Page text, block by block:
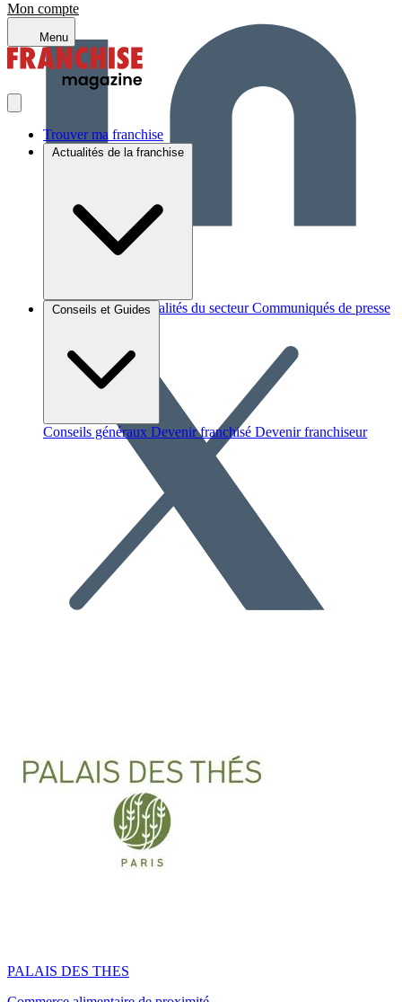
Mon compte
Menu
Trouver ma franchise
Actualités de la franchise
Brèves et actus Actualités du secteur Communiqués de presse
Conseils et Guides
Conseils généraux Devenir franchisé Devenir franchiseur
PALAIS DES THES